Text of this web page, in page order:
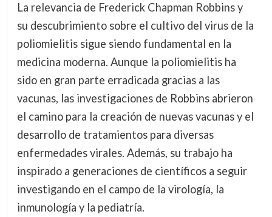
La relevancia de Frederick Chapman Robbins y
su descubrimiento sobre el cultivo del virus de la
poliomielitis sigue siendo fundamental en la
medicina moderna. Aunque la poliomielitis ha
sido en gran parte erradicada gracias a las
vacunas, las investigaciones de Robbins abrieron
el camino para la creación de nuevas vacunas y el
desarrollo de tratamientos para diversas
enfermedades virales. Además, su trabajo ha
inspirado a generaciones de científicos a seguir
investigando en el campo de la virología, la
inmunología y la pediatría.